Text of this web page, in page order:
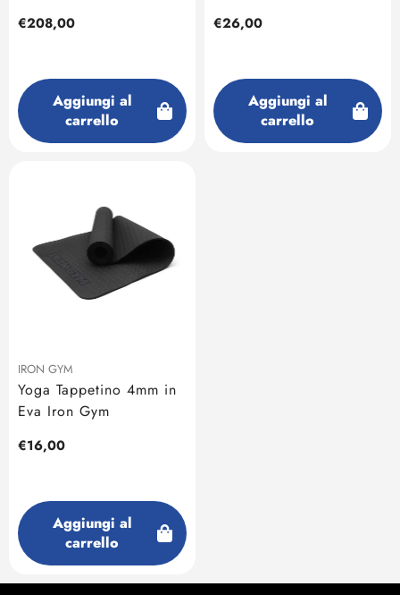
Prezzo
€208,00
Aggiungi al
carrello
Prezzo
€26,00
Aggiungi al
carrello
IRON GYM
Yoga Tappetino 4mm in
Eva Iron Gym
Prezzo
€16,00
Aggiungi al
carrello